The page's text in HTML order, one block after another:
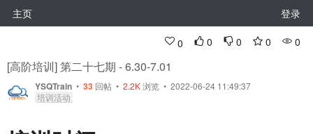
主页 登录
0 0 0 0 0
[高阶培训] 第二十七期 - 6.30-7.01
YSQTrain • 33 回帖 • 2.2K浏览 • 2022-06-24 11:49:37
培训活动